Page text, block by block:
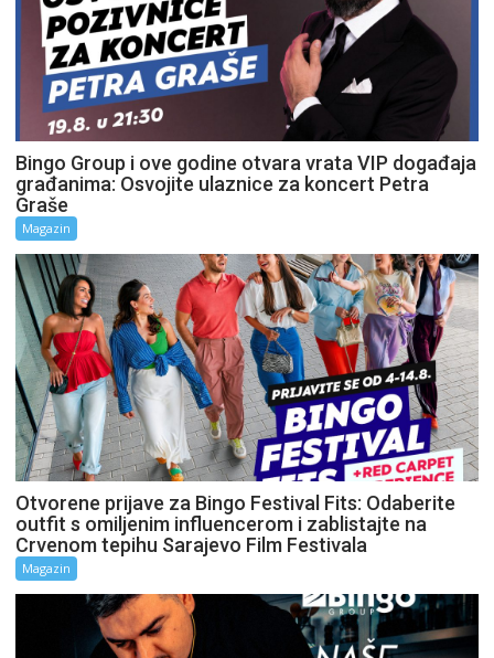
Bingo Group i ove godine otvara vrata VIP događaja
građanima: Osvojite ulaznice za koncert Petra
Graše
Magazin
Otvorene prijave za Bingo Festival Fits: Odaberite
outfit s omiljenim influencerom i zablistajte na
Crvenom tepihu Sarajevo Film Festivala
Magazin